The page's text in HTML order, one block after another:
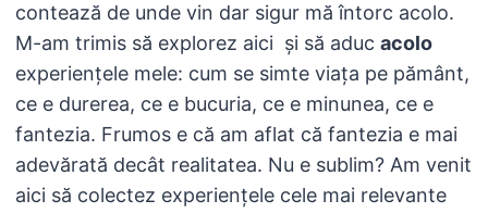
contează de unde vin dar sigur mă întorc acolo.
M-am trimis să explorez aici și să aduc acolo
experiențele mele: cum se simte viața pe pământ,
ce e durerea, ce e bucuria, ce e minunea, ce e
fantezia. Frumos e că am aflat că fantezia e mai
adevărată decât realitatea. Nu e sublim? Am venit
aici să colectez experiențele cele mai relevante